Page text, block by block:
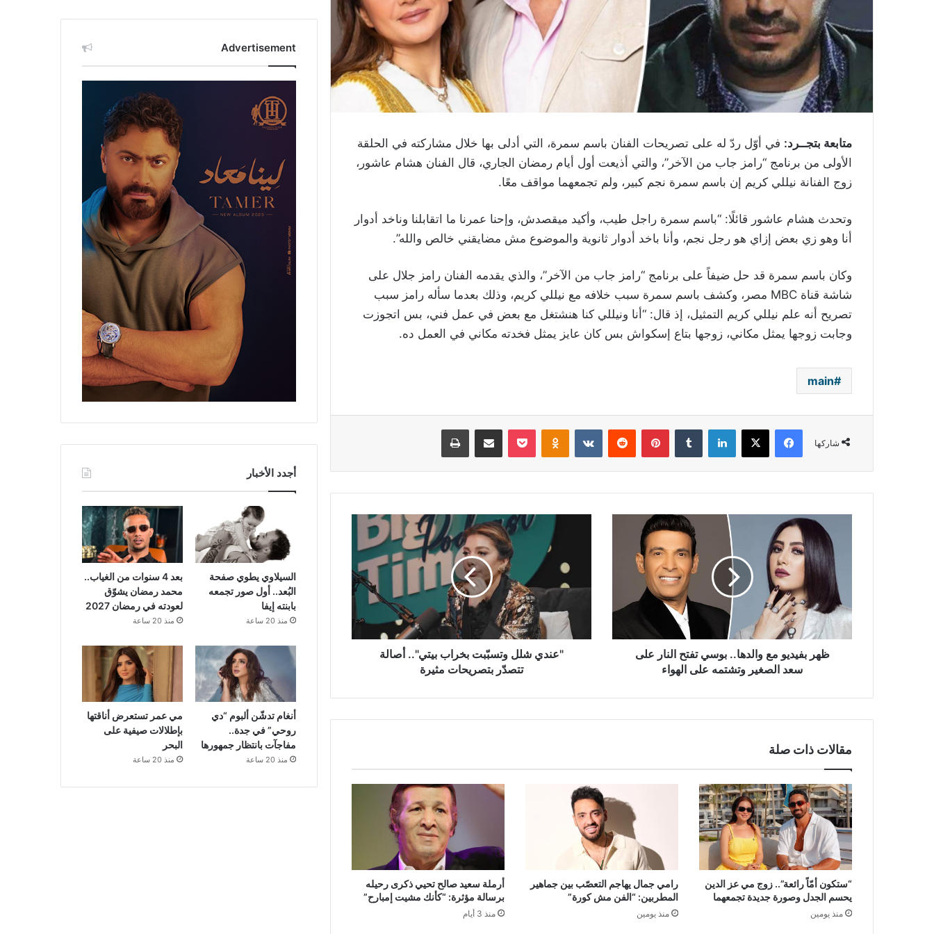
متابعة بتجــرد: في أوّل ردّ له على تصريحات الفنان باسم سمرة، التي أدلى بها خلال مشاركته في الحلقة
الأولى من برنامج “رامز جاب من الآخر”، والتي أذيعت أول أيام رمضان الجاري، قال الفنان هشام عاشور،
زوج الفنانة نيللي كريم إن باسم سمرة نجم كبير، ولم تجمعهما مواقف معًا.
وتحدث هشام عاشور قائلًا: “باسم سمرة راجل طيب، وأكيد ميقصدش، وإحنا عمرنا ما اتقابلنا وناخد أدوار
أنا وهو زي بعض إزاي هو رجل نجم، وأنا باخد أدوار ثانوية والموضوع مش مضايقني خالص والله”.
وكان باسم سمرة قد حل ضيفاً على برنامج “رامز جاب من الآخر”، والذي يقدمه الفنان رامز جلال على
شاشة قناة MBC مصر، وكشف باسم سمرة سبب خلافه مع نيللي كريم، وذلك بعدما سأله رامز سبب
تصريح أنه علم نيللي كريم التمثيل، إذ قال: “أنا ونيللي كنا هنشتغل مع بعض في عمل فني، بس اتجوزت
وجابت زوجها يمثل مكاني، زوجها بتاع إسكواش بس كان عايز يمثل فخدته مكاني في العمل ده.
main
شاركها
فيسبوك ‫X لينكدإن بينتيريست Odnoklassniki
‫Pocket مشاركة عبر البريد طباعة
بفيديو
والدها..
بوسي
تفتح
النار
على
سعد
الصغير
الهواء
ظهر بفيديو مع والدها.. بوسي تفتح النار على
سعد الصغير وتشتمه على الهواء
بخراب
أصالة
بتصريحات
مثيرة
"عندي شلل وتسبّبت بخراب بيتي".. أصالة
تتصدّر بتصريحات مثيرة
مقالات ذات صلة
“ستكون أمّاً رائعة”.. زوج مي عز الدين
يحسم الجدل وصورة جديدة تجمعهما
منذ يومين
رامي جمال يهاجم التعصّب بين جماهير
المطربين: “الفن مش كورة”
منذ يومين
أرملة سعيد صالح تحيي ذكرى رحيله
برسالة مؤثرة: “كأنك مشيت إمبارح”
منذ 3 أيام
Advertisement
أجدد الأخبار
السيلاوي يطوي صفحة
البُعد.. أول صور تجمعه
بابنته إيفا
منذ 20 ساعة
بعد 4 سنوات من الغياب..
محمد رمضان يشوّق
لعودته في رمضان 2027
منذ 20 ساعة
أنغام تدشّن ألبوم “دي
روحي” في جدة..
مفاجآت بانتظار جمهورها
منذ 20 ساعة
مي عمر تستعرض أناقتها
بإطلالات صيفية على
البحر
منذ 20 ساعة